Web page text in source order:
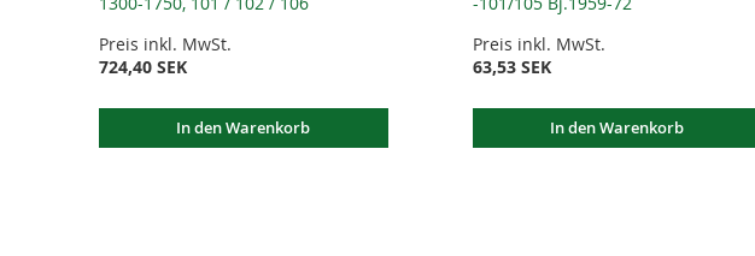
Preis inkl. MwSt.
724,40 SEK
In den Warenkorb
Preis inkl. MwSt.
63,53 SEK
In den Warenkorb